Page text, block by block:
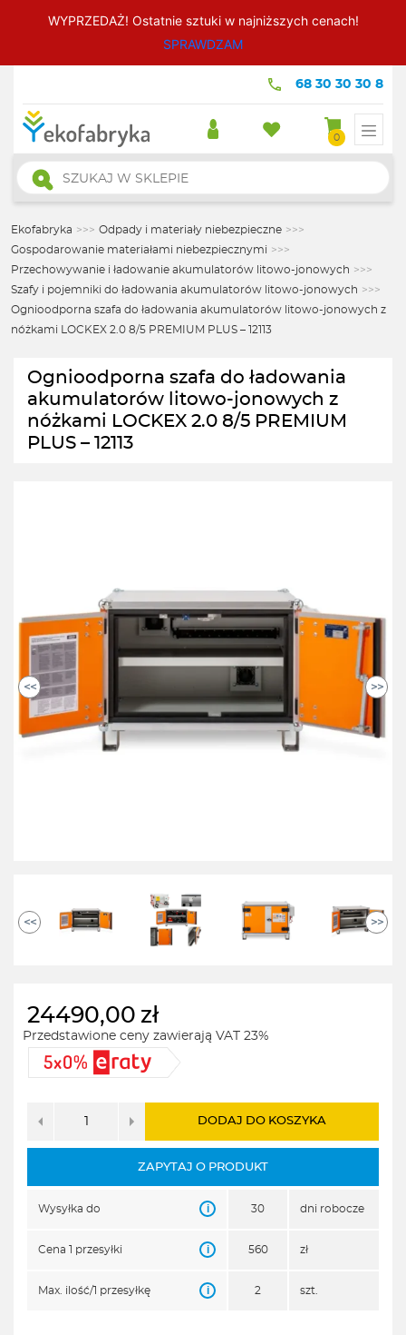
WYPRZEDAŻ! Ostatnie sztuki w najniższych cenach!
SPRAWDZAM
68 30 30 30 8
0
Wyszukiwarka
produktów
Ekofabryka >>> Odpady i materiały niebezpieczne >>>
Gospodarowanie materiałami niebezpiecznymi >>>
Przechowywanie i ładowanie akumulatorów litowo-jonowych >>>
Szafy i pojemniki do ładowania akumulatorów litowo-jonowych >>>
Ognioodporna szafa do ładowania akumulatorów litowo-jonowych z
nóżkami LOCKEX 2.0 8/5 PREMIUM PLUS – 12113
Ognioodporna szafa do ładowania
akumulatorów litowo-jonowych z
nóżkami LOCKEX 2.0 8/5 PREMIUM
PLUS – 12113
<< >>
<< >>
24490,00 zł
Przedstawione ceny zawierają VAT 23%
DODAJ DO KOSZYKA
ZAPYTAJ O PRODUKT
Wysyłka do i 30 dni robocze
Cena 1 przesyłki i 560 zł
Max. ilość/1 przesyłkę i 2 szt.